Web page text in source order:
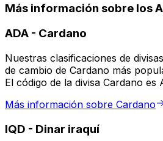
Más información sobre los
ADA - Cardano
Nuestras clasificaciones de
de cambio de Cardano más
El código de la divisa Cardano es
Más información sobre Cardano
IQD - Dinar iraquí